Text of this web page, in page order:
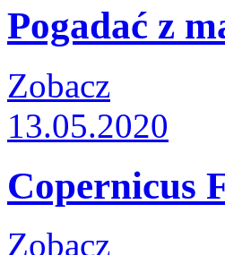
Pogadać z
Zobacz
13.05.2020
Copernicus
Zobacz